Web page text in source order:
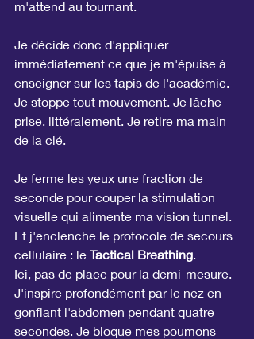
m'attend au tournant.
Je décide donc d'appliquer
immédiatement ce que je m'épuise à
enseigner sur les tapis de l'académie.
Je stoppe tout mouvement. Je lâche
prise, littéralement. Je retire ma main
de la clé.
Je ferme les yeux une fraction de
seconde pour couper la stimulation
visuelle qui alimente ma vision tunnel.
Et j'enclenche le protocole de secours
cellulaire : le Tactical Breathing.
Ici, pas de place pour la demi-mesure.
J'inspire profondément par le nez en
gonflant l'abdomen pendant quatre
secondes. Je bloque mes poumons